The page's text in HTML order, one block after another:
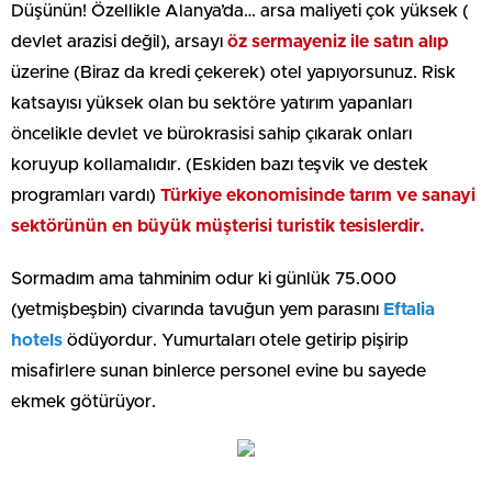
Düşünün! Özellikle Alanya’da… arsa maliyeti çok yüksek (
devlet arazisi değil), arsayı öz sermayeniz ile satın alıp
üzerine (Biraz da kredi çekerek) otel yapıyorsunuz. Risk
katsayısı yüksek olan bu sektöre yatırım yapanları
öncelikle devlet ve bürokrasisi sahip çıkarak onları
koruyup kollamalıdır. (Eskiden bazı teşvik ve destek
programları vardı) Türkiye ekonomisinde tarım ve sanayi
sektörünün en büyük müşterisi turistik tesislerdir.
Sormadım ama tahminim odur ki günlük 75.000
(yetmişbeşbin) civarında tavuğun yem parasını Eftalia
hotels ödüyordur. Yumurtaları otele getirip pişirip
misafirlere sunan binlerce personel evine bu sayede
ekmek götürüyor.